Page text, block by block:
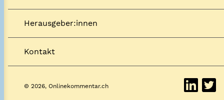
Herausgeber:innen
Kontakt
© 2026, Onlinekommentar.ch